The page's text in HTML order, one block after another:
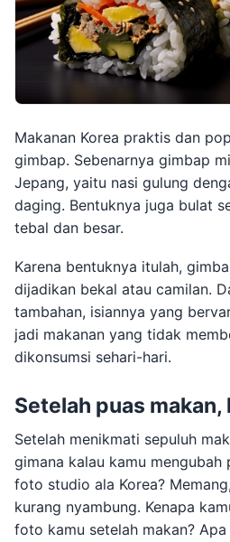
Makanan Korea praktis dan
gimbap. Sebenarnya gimbap
Jepang, yaitu nasi gulung
daging. Bentuknya juga bulat
tebal dan besar.
Karena bentuknya itulah,
dijadikan bekal atau camilan.
tambahan, isiannya yang
jadi makanan yang tidak
dikonsumsi sehari-hari.
Setelah puas makan,
Setelah menikmati sepuluh
gimana kalau kamu
foto studio ala Korea?
kurang nyambung. Kenapa
foto kamu setelah makan?